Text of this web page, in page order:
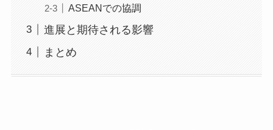
ASEANでの協調
進展と期待される影響
まとめ